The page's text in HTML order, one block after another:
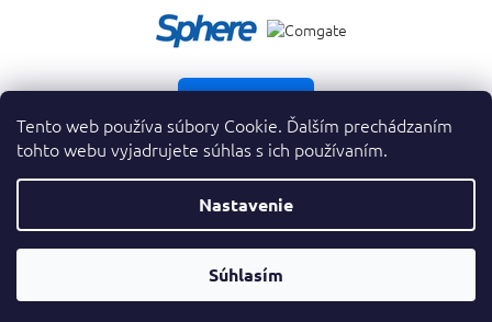
Tento web používa súbory Cookie. Ďalším prechádzaním
tohto webu vyjadrujete súhlas s ich používaním.
Nastavenie
Súhlasím
Vytvoril Shoptet Premium
Copyright 2026krasnevone.sk. Všetky práva vyhradené.
Prevodník
Parfumov